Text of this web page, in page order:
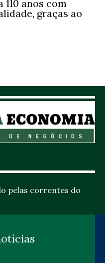
anos com
graças ao
pelas correntes do